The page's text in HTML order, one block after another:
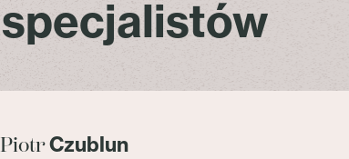
specjalistów
PiotrCzublun